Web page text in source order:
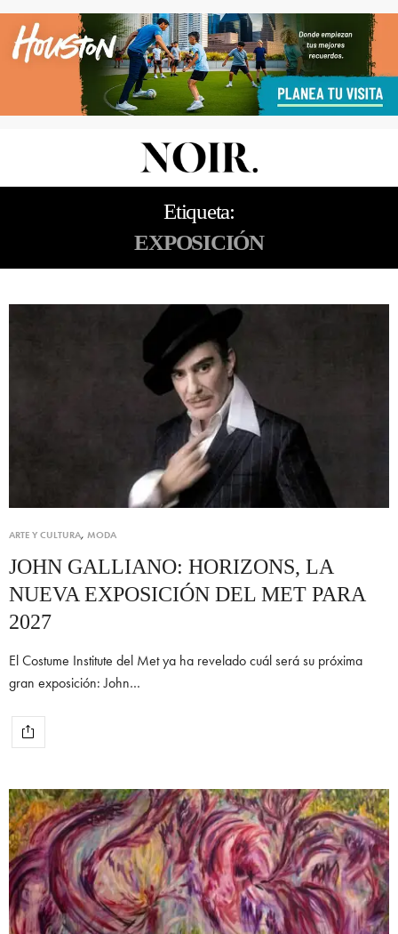
Etiqueta:
EXPOSICIÓN
ARTE Y CULTURA, MODA
JOHN GALLIANO: HORIZONS, LA
NUEVA EXPOSICIÓN DEL MET PARA
2027
El Costume Institute del Met ya ha revelado cuál será su próxima
gran exposición: John…